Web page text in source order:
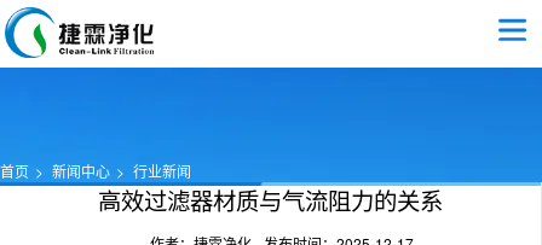
首页 新闻中心 行业新闻
高效过滤器材质与气流阻力的关系​